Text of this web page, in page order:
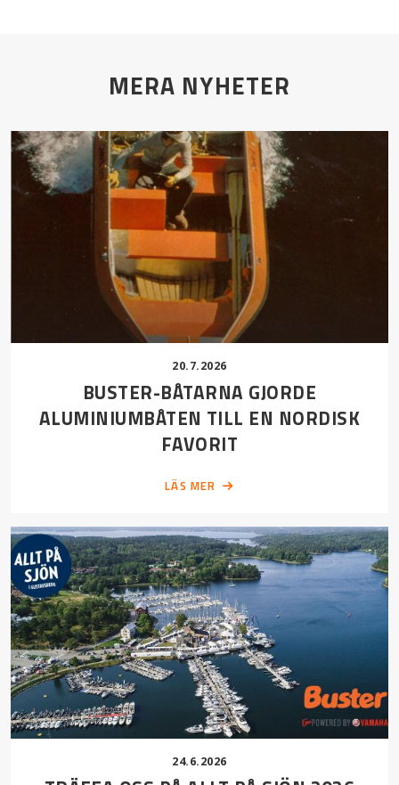
MERA NYHETER
20.7.2026
BUSTER-BÅTARNA GJORDE
ALUMINIUMBÅTEN TILL EN NORDISK
FAVORIT
LÄS MER
24.6.2026